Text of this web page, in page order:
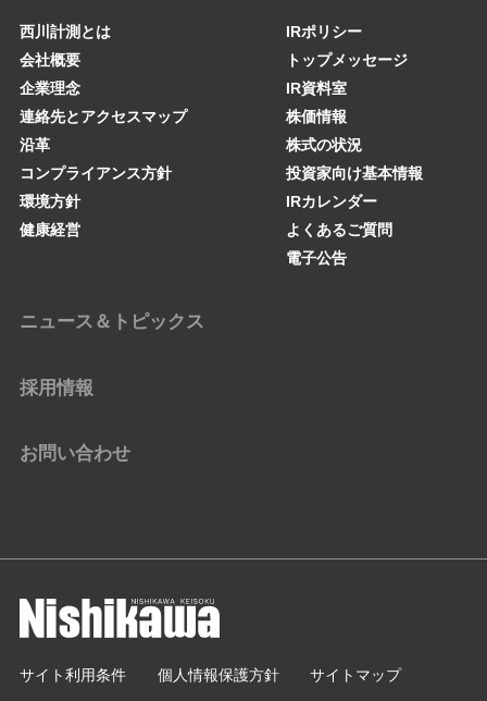
西川計測とは
会社概要
企業理念
連絡先とアクセスマップ
沿革
コンプライアンス方針
環境方針
健康経営
IRポリシー
トップメッセージ
IR資料室
株価情報
株式の状況
投資家向け基本情報
IRカレンダー
よくあるご質問
電子公告
ニュース＆トピックス
採用情報
お問い合わせ
サイト利用条件 個人情報保護方針 サイトマップ